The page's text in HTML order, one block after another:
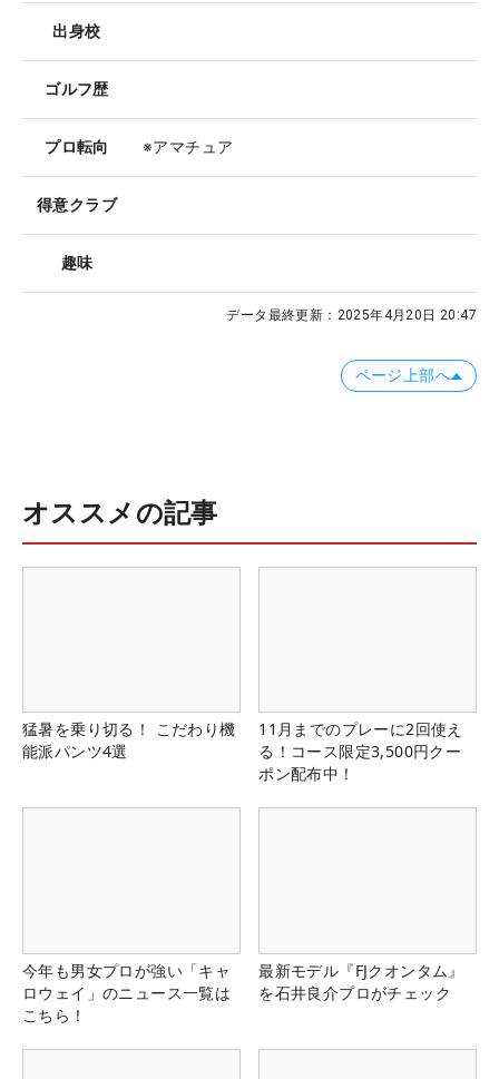
出身校
ゴルフ歴
プロ転向 ※アマチュア
得意クラブ
趣味
データ最終更新： 2025年4月20日 20:47
ページ上部へ
オススメの記事
猛暑を乗り切る！ こだわり機
能派パンツ4選
11月までのプレーに2回使え
る！コース限定3,500円クー
ポン配布中！
今年も男女プロが強い「キャ
ロウェイ」のニュース一覧は
こちら！
最新モデル『FJクオンタム』
を石井良介プロがチェック